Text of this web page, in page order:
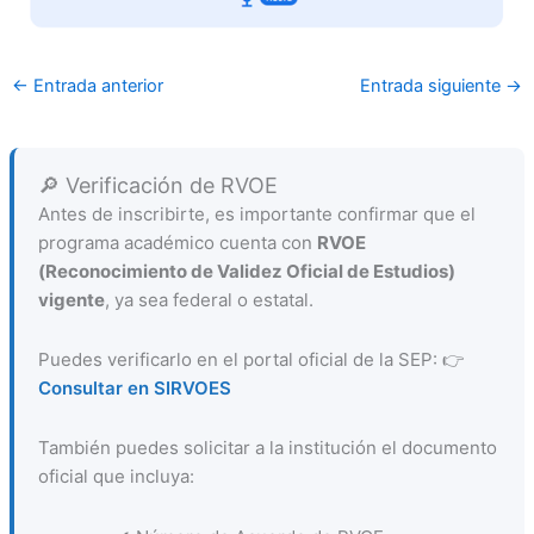
← Entrada anterior Entrada siguiente →
🔎 Verificación de RVOE
Antes de inscribirte, es importante confirmar que el
programa académico cuenta con RVOE
(Reconocimiento de Validez Oficial de Estudios)
vigente, ya sea federal o estatal.
Puedes verificarlo en el portal oficial de la SEP: 👉
Consultar en SIRVOES
También puedes solicitar a la institución el documento
oficial que incluya: